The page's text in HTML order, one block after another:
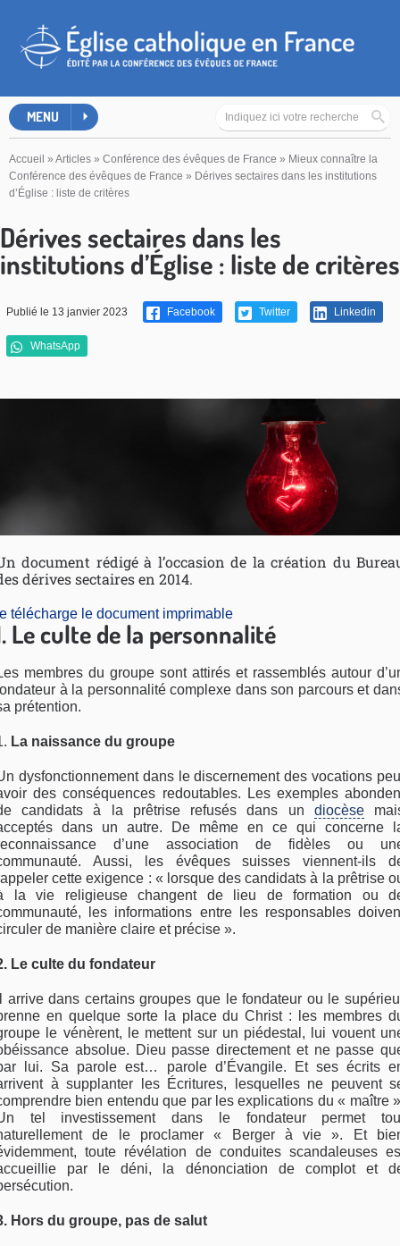
MENU
Accueil » Articles » Conférence des évêques de France » Mieux connaître la
Conférence des évêques de France » Dérives sectaires dans les institutions
d’Église : liste de critères
Dérives sectaires dans les
institutions d’Église : liste de critères
Publié le 13 janvier 2023 Facebook Twitter Linkedin
WhatsApp
document rédigé à l’occasion de la création du
dérives sectaires en 2014.
télécharge le document imprimable
Le culte de la personnalité
membres du groupe sont attirés et rassemblés autour
à la personnalité complexe dans son parcours et
prétention.
La naissance du groupe
dysfonctionnement dans le discernement des vocations
des conséquences redoutables. Les exemples
candidats à la prêtrise refusés dans un diocèse
dans un autre. De même en ce qui concerne
d’une association de fidèles ou
Aussi, les évêques suisses viennent-ils
cette exigence : « lorsque des candidats à la prêtrise
la vie religieuse changent de lieu de formation ou
les informations entre les responsables
de manière claire et précise ».
Le culte du fondateur
arrive dans certains groupes que le fondateur ou le
en quelque sorte la place du Christ : les membres
le vénèrent, le mettent sur un piédestal, lui vouent
absolue. Dieu passe directement et ne passe
lui. Sa parole est… parole d’Évangile. Et ses écrits
à supplanter les Écritures, lesquelles ne peuvent
bien entendu que par les explications du « maître
tel investissement dans le fondateur permet
de le proclamer « Berger à vie ». Et
toute révélation de conduites scandaleuses
par le déni, la dénonciation de complot et
Hors du groupe, pas de salut